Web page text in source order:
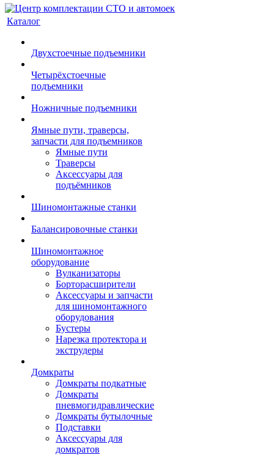
Каталог
Двухстоечные подъемники
Четырёхстоечные
подъемники
Ножничные подъемники
Ямные пути, траверсы,
запчасти для подъемников
Ямные пути
Траверсы
Аксессуары для
подъёмников
Шиномонтажные станки
Балансировочные станки
Шиномонтажное
оборудование
Вулканизаторы
Борторасширители
Аксессуары и запчасти
для шиномонтажного
оборудования
Бустеры
Нарезка протектора и
экструдеры
Домкраты
Домкраты подкатные
Домкраты
пневмогидравлические
Домкраты бутылочные
Подставки
Аксессуары для
домкратов